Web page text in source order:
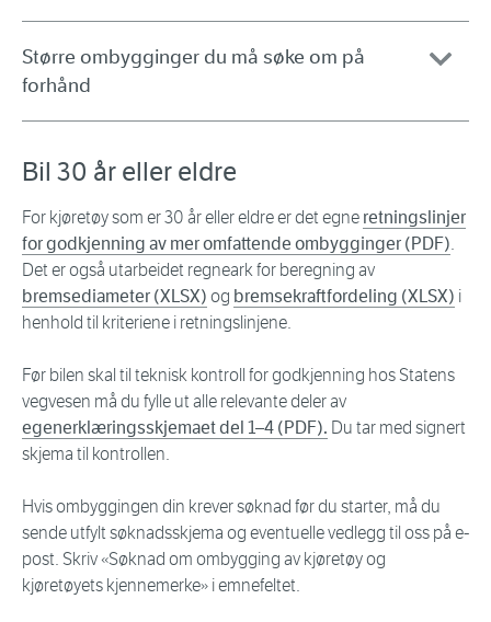
Større ombygginger du må søke om på
forhånd
Bil 30 år eller eldre
For kjøretøy som er 30 år eller eldre er det egne retningslinjer
for godkjenning av mer omfattende ombygginger (PDF).
Det er også utarbeidet regneark for beregning av
bremsediameter (XLSX) og bremsekraftfordeling (XLSX) i
henhold til kriteriene i retningslinjene.
Før bilen skal til teknisk kontroll for godkjenning hos Statens
vegvesen må du fylle ut alle relevante deler av
egenerklæringsskjemaet del 1–4 (PDF). Du tar med signert
skjema til kontrollen.
Hvis ombyggingen din krever søknad før du starter, må du
sende utfylt søknadsskjema og eventuelle vedlegg til oss på e-
post. Skriv «Søknad om ombygging av kjøretøy og
kjøretøyets kjennemerke» i emnefeltet.